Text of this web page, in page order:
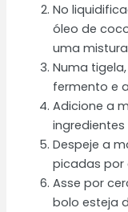
No
óleo de
uma
Numa
fermento e
Adicione a
Despeje a
picadas por
Asse por
bolo esteja